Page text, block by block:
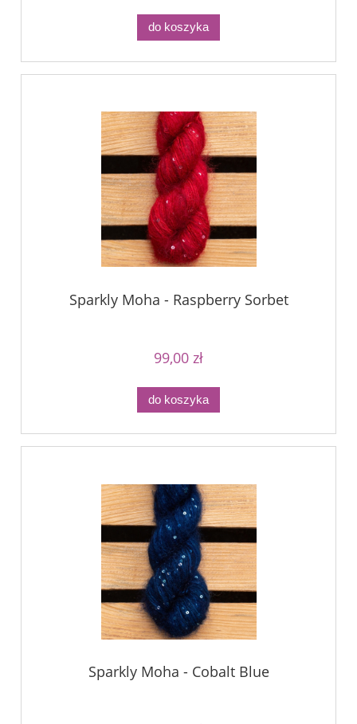
do koszyka
Sparkly Moha - Raspberry Sorbet
99,00 zł
do koszyka
Sparkly Moha - Cobalt Blue